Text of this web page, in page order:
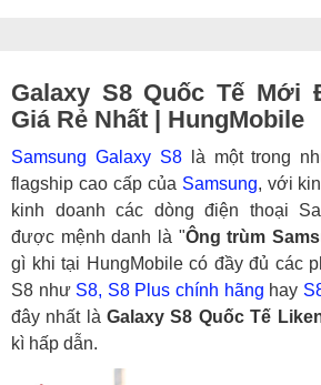
Galaxy S8 Quốc Tế Mới
Giá Rẻ Nhất | HungMobile
Samsung Galaxy S8là một trong
flagship cao cấp của Samsung, với
kinh doanh các dòng điện thoại
được mệnh danh là "Ông trùm
gì khi tại HungMobile có đầy đủ các
S8 như S8, S8 Plus chính hãng hay
đây nhất làGalaxy S8 Quốc Tế
kì hấp dẫn.